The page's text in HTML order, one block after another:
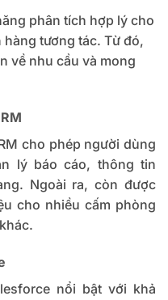
phân tích hợp lý cho
tương tác. Từ đó,
về nhu cầu và mong
cho phép người dùng
lý báo cáo, thông tin
Ngoài ra, còn được
cho nhiều cấm phòng
nổi bật với khả